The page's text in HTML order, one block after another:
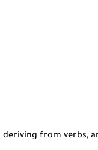
from verbs,